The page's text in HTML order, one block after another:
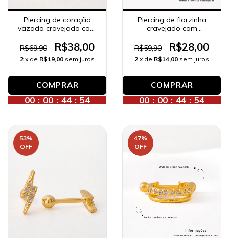
Piercing de coração
vazado cravejado com
ouro 18K.
R$69,90 R$38,00
2 x de R$19,00 sem juros
00 : 00 : 44 : 52
Piercing de florzinha
cravejado com
ouro 18K.
R$59,90 R$28,00
2 x de R$14,00 sem juros
00 : 00 : 44 : 52
53%
OFF
47%
OFF